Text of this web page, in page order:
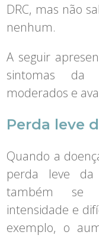
DRC, mas não
nenhum.
A seguir
sintomas da
moderados e
Perda leve
Quando a
perda leve
também se
intensidade e
exemplo, o